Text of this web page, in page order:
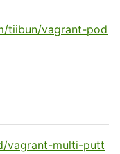
tiibun/vagrant-pod
vagrant-multi-putt